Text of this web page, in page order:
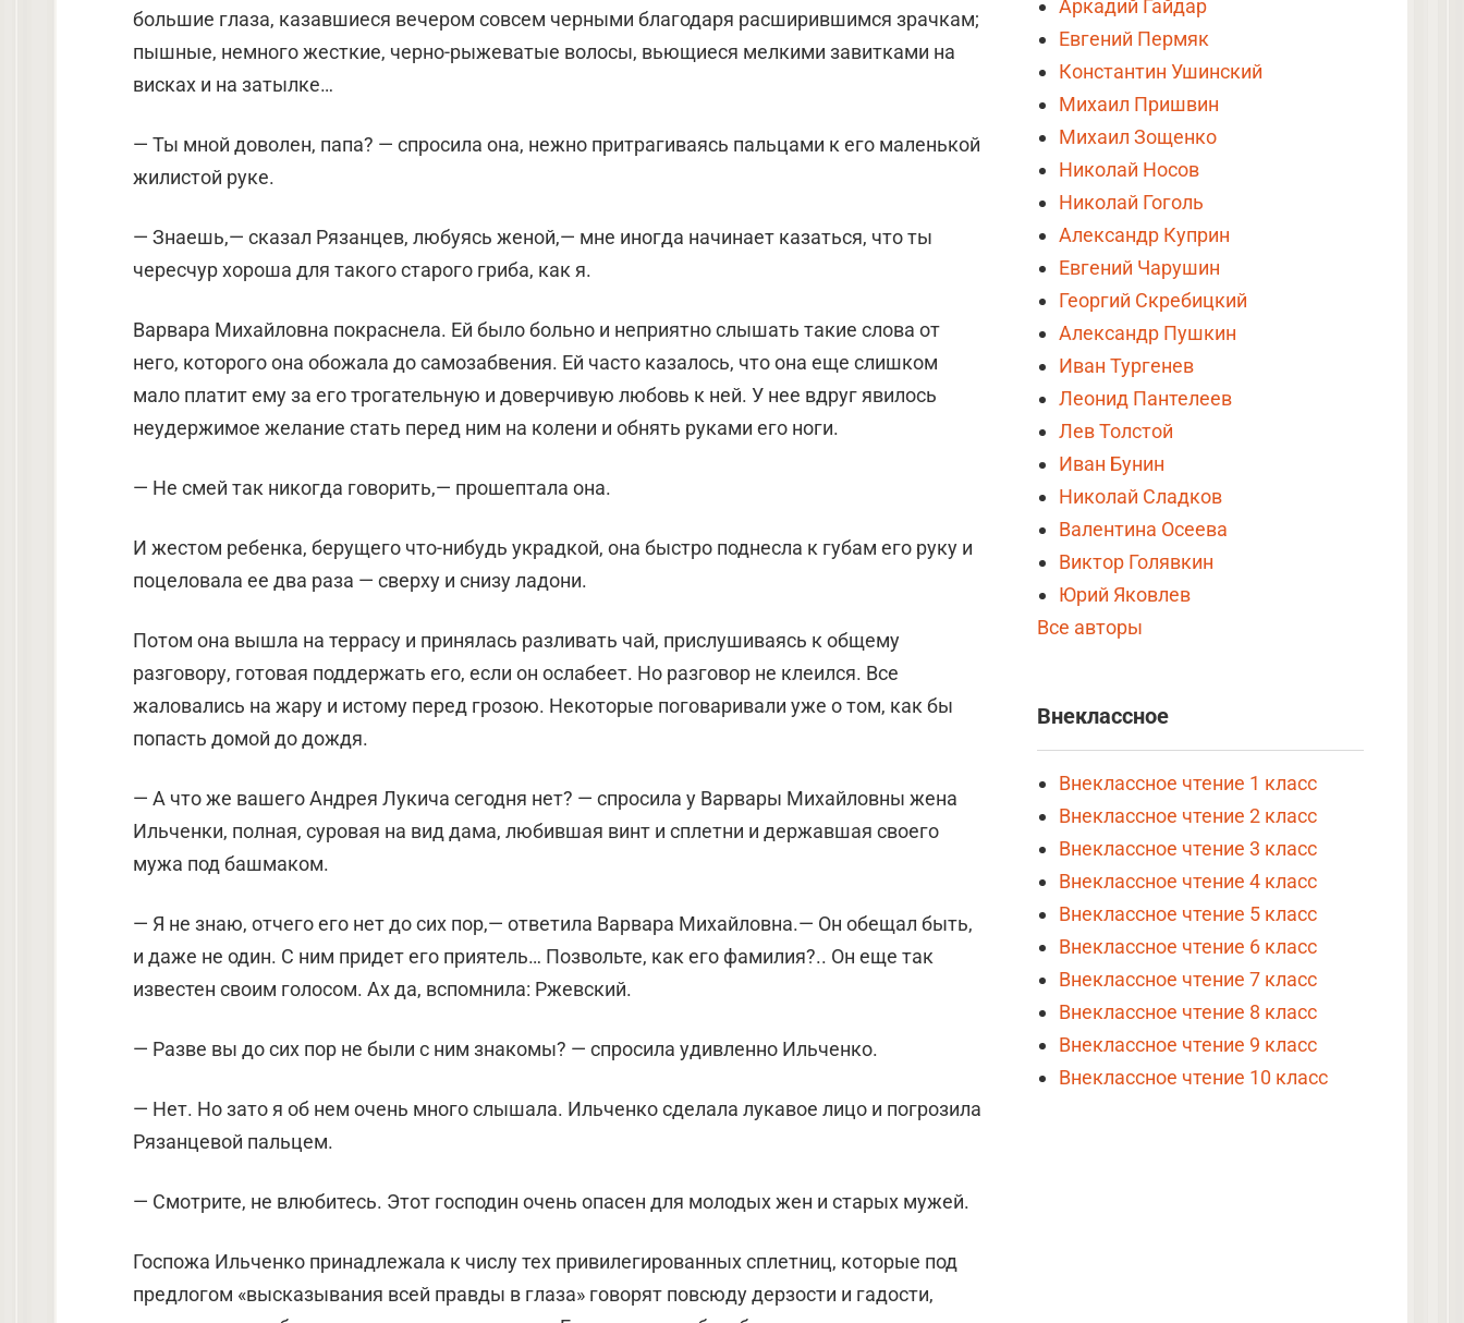
большие глаза, казавшиеся вечером совсем черными благодаря расширившимся зрачкам;
пышные, немного жесткие, черно-рыжеватые волосы, вьющиеся мелкими завитками на
висках и на затылке…
— Ты мной доволен, папа? — спросила она, нежно притрагиваясь пальцами к его маленькой
жилистой руке.
— Знаешь,— сказал Рязанцев, любуясь женой,— мне иногда начинает казаться, что ты
чересчур хороша для такого старого гриба, как я.
Варвара Михайловна покраснела. Ей было больно и неприятно слышать такие слова от
него, которого она обожала до самозабвения. Ей часто казалось, что она еще слишком
мало платит ему за его трогательную и доверчивую любовь к ней. У нее вдруг явилось
неудержимое желание стать перед ним на колени и обнять руками его ноги.
— Не смей так никогда говорить,— прошептала она.
И жестом ребенка, берущего что-нибудь украдкой, она быстро поднесла к губам его руку и
поцеловала ее два раза — сверху и снизу ладони.
Потом она вышла на террасу и принялась разливать чай, прислушиваясь к общему
разговору, готовая поддержать его, если он ослабеет. Но разговор не клеился. Все
жаловались на жару и истому перед грозою. Некоторые поговаривали уже о том, как бы
попасть домой до дождя.
— А что же вашего Андрея Лукича сегодня нет? — спросила у Варвары Михайловны жена
Ильченки, полная, суровая на вид дама, любившая винт и сплетни и державшая своего
мужа под башмаком.
— Я не знаю, отчего его нет до сих пор,— ответила Варвара Михайловна.— Он обещал быть,
и даже не один. С ним придет его приятель… Позвольте, как его фамилия?.. Он еще так
известен своим голосом. Ах да, вспомнила: Ржевский.
— Разве вы до сих пор не были с ним знакомы? — спросила удивленно Ильченко.
— Нет. Но зато я об нем очень много слышала. Ильченко сделала лукавое лицо и погрозила
Рязанцевой пальцем.
— Смотрите, не влюбитесь. Этот господин очень опасен для молодых жен и старых мужей.
Госпожа Ильченко принадлежала к числу тех привилегированных сплетниц, которые под
предлогом «высказывания всей правды в глаза» говорят повсюду дерзости и гадости,
Аркадий Гайдар
Евгений Пермяк
Константин Ушинский
Михаил Пришвин
Михаил Зощенко
Николай Носов
Николай Гоголь
Александр Куприн
Евгений Чарушин
Георгий Скребицкий
Александр Пушкин
Иван Тургенев
Леонид Пантелеев
Лев Толстой
Иван Бунин
Николай Сладков
Валентина Осеева
Виктор Голявкин
Юрий Яковлев
Все авторы
Внеклассное
Внеклассное чтение 1 класс
Внеклассное чтение 2 класс
Внеклассное чтение 3 класс
Внеклассное чтение 4 класс
Внеклассное чтение 5 класс
Внеклассное чтение 6 класс
Внеклассное чтение 7 класс
Внеклассное чтение 8 класс
Внеклассное чтение 9 класс
Внеклассное чтение 10 класс